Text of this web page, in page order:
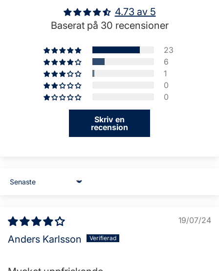
4.73 av 5
Baserat på 30 recensioner
23
6
1
0
0
Skriv en
recension
Sort by
19/07/24
Anders Karlsson